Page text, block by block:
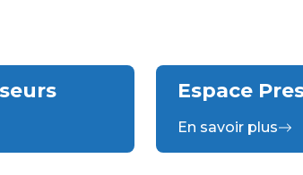
Espace
En savoir plus